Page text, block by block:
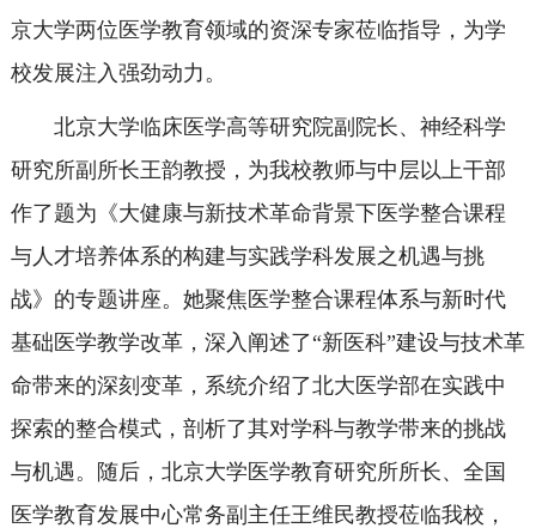
京大学两位医学教育领域的资深专家莅临指导，为学
校发展注入强劲动力。
北京大学临床医学高等研究院副院长、神经科学
研究所副所长王韵教授，为我校教师与中层以上干部
作了题为《大健康与新技术革命背景下医学整合课程
与人才培养体系的构建与实践学科发展之机遇与挑
战》的专题讲座。她聚焦医学整合课程体系与新时代
基础医学教学改革，深入阐述了“新医科”建设与技术革
命带来的深刻变革，系统介绍了北大医学部在实践中
探索的整合模式，剖析了其对学科与教学带来的挑战
与机遇。随后，北京大学医学教育研究所所长、全国
医学教育发展中心常务副主任王维民教授莅临我校，